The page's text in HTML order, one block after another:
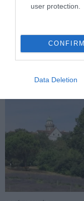
user protection.
CONFIRM
Data Deletion
PANNONHALMI
ARBORÉTUMBA